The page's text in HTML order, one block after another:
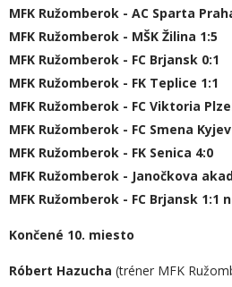
MFK Ružomberok - AC Sparta
MFK Ružomberok - MŠK Žilina 1:5
MFK Ružomberok - FC Brjansk 0:1
MFK Ružomberok - FK Teplice 1:1
MFK Ružomberok - FC Viktoria
MFK Ružomberok - FC Smena
MFK Ružomberok - FK Senica 4:0
MFK Ružomberok - Janočkova
MFK Ružomberok - FC Brjansk 1:1
Končené 10. miesto
Róbert Hazucha (tréner MFK